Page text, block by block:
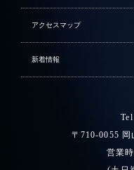
アクセスマップ
新着情報
〒710-0055 岡
営業